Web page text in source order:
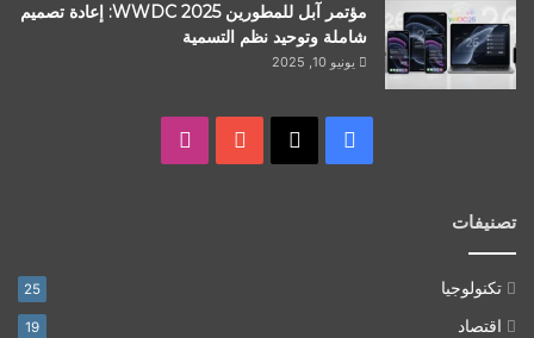
مؤتمر آبل للمطورين WWDC 2025: إعادة تصميم
شاملة وتوحيد نظم التسمية
يونيو 10, 2025
فيسبوك ‫YouTube
تصنيفات
تكنولوجيا 25
اقتصاد 19